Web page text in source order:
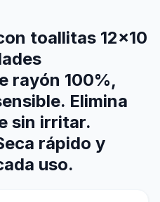
toallitas 12x10
rayón 100%,
Elimina
sin irritar.
rápido y
uso.